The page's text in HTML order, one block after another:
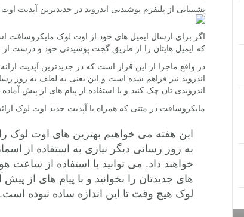
پشتیبانی از پلتفرم پوشیدنی اندروید در جدیدترین آپدیت
اگر برای ارسال ایمیل های خود از اوت لوک مایکروسافت
که ایمیل هایتان را از طریق گجت پوشیدنی خود و درست
اندروید نیز فراهم شده است و این یعنی به لطف به روز
اندرویدی تان چک کنید و با استفاده از پیام های از پیش
مایکروسافت در متنی که همراه با آپدیت جدید اوت لوک
به روز رسانی دیگر نیازی به استفاده از
خواهند داد. می توانید با استفاده از
های جدیدتان را بخوانید و با پیام های از
لوک هیچ وقت تا این اندازه ساده نبوده است.